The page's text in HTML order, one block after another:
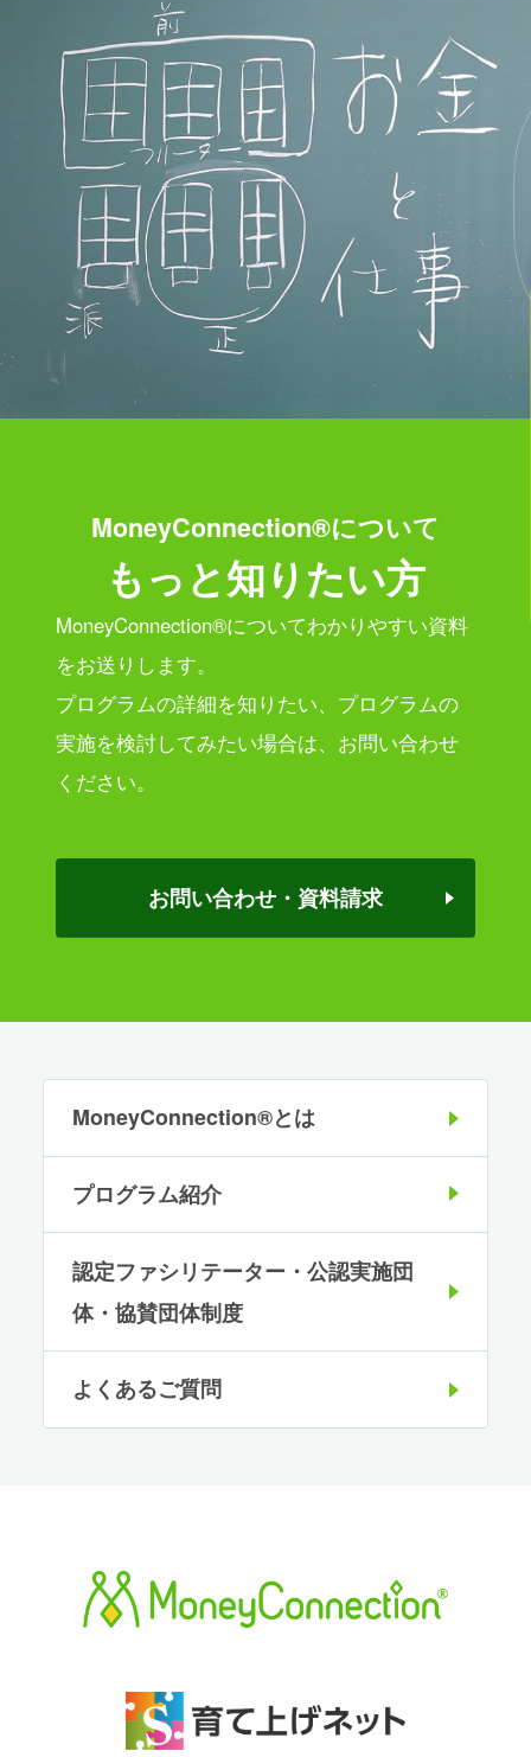
MoneyConnection®について
もっと知りたい方
MoneyConnection®についてわかりやすい資料
をお送りします。
プログラムの詳細を知りたい、プログラムの
実施を検討してみたい場合は、 お問い合わせ
ください。
お問い合わせ・資料請求
MoneyConnection®とは
プログラム紹介
認定ファシリテーター・公認実施団
体・協賛団体制度
よくあるご質問